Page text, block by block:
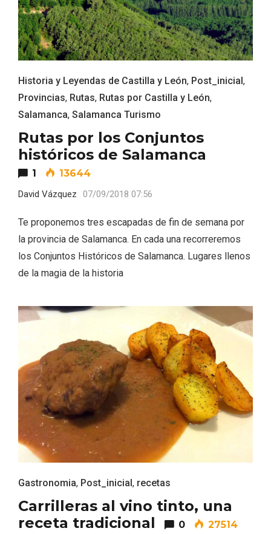
Historia y Leyendas de Castilla y León, Post_inicial,
Provincias, Rutas, Rutas por Castilla y León,
Salamanca, Salamanca Turismo
Rutas por los Conjuntos
históricos de Salamanca
1 13644
David Vázquez 07/09/2018 07:56
Te proponemos tres escapadas de fin de semana por
la provincia de Salamanca. En cada una recorreremos
los Conjuntos Históricos de Salamanca. Lugares llenos
de la magia de la historia
Gastronomia, Post_inicial, recetas
Carrilleras al vino tinto, una
receta tradicional
0 27514
El Espinar, un pueblo oculto de la Sierra
de Guadarrama en su vertiente
segoviana
Recorre los fiordos leoneses en Riaño